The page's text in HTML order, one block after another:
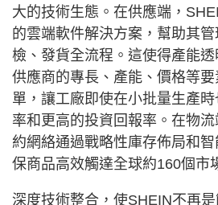
大的技術生態。在供應端，
的雲端軟件解決方案，幫助其
檢、發貨全流程。這使得產能
供應商的專長、產能、價格等
單，讓工廠即使在小批量生產
率和更高的投資回報率。在物
約網絡通過戰略性庫存佈局和
保商品高效觸達全球約160個市
深度技術整合，使SHEIN不再